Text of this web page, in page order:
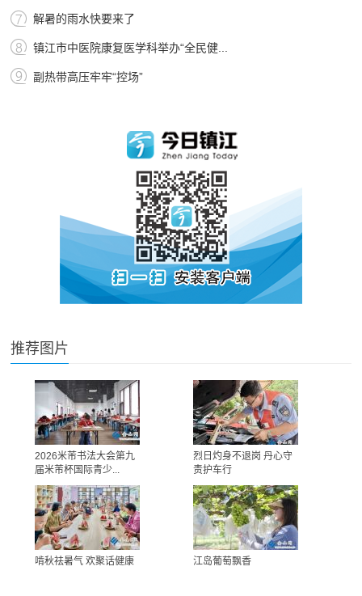
解暑的雨水快要来了
镇江市中医院康复医学科举办“全民健...
副热带高压牢牢“控场”
推荐图片
2026米芾书法大会第九
届米芾杯国际青少...
烈日灼身不退岗 丹心守
责护车行
啃秋祛暑气 欢聚话健康 江岛葡萄飘香